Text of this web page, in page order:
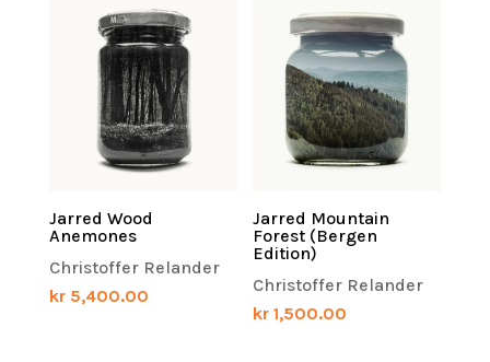
Jarred Wood
Anemones
Christoffer Relander
kr5,400.00
Jarred Mountain
Forest (Bergen
Edition)
Christoffer Relander
kr 1,500.00